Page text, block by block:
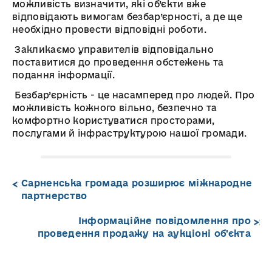
можливість визначити, які об’єкти вже
відповідають вимогам безбар’єрності, а де ще
необхідно провести відповідні роботи.
Закликаємо управителів відповідально
поставитися до проведення обстежень та
подання інформації.
Безбар’єрність - це насамперед про людей. Про
можливість кожного вільно, безпечно та
комфортно користуватися просторами,
послугами й інфраструктурою нашої громади.
Сарненська громада розширює міжнародне
партнерство
Інформаційне повідомлення про
проведення продажу на аукціоні об'єкта